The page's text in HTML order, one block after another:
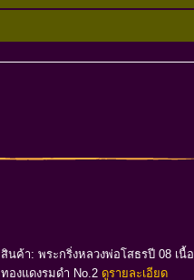
สินค้า: พระกริ่งหลวงพ่อโสธรปี 08 เนื้อ
ทองแดงรมดำ No.2 ดูรายละเอียด